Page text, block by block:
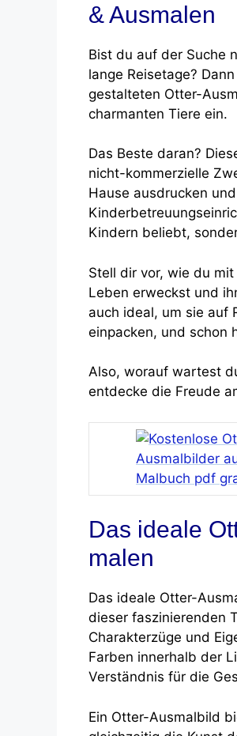
& Ausmalen
Bist du auf der Suche
lange Reisetage?
gestalteten Otter-
charmanten Tiere ein.
Das Beste daran?
nicht-kommerzielle
Hause ausdrucken
Kindern beliebt,
Stell dir vor, wie du
Leben erweckst und
auch ideal, um sie auf
einpacken, und schon
Also, worauf wartest
entdecke die Freude
Das ideale
malen
Das ideale Otter-
dieser faszinierenden
Charakterzüge und
Farben innerhalb der
Verständnis für die
Ein Otter-Ausmalbild